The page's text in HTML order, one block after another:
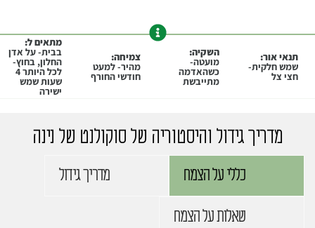
תנאי אור:
שמש חלקית-
חצי צל
השקיה:
מועטה-
כשהאדמה
מתייבשת
צמיחה:
מהיר- למעט
חודשי החורף
מתאים ל:
בבית- על אדן
החלון, בחוץ-
לכל היותר 4
שעות שמש
ישירה
מדריך גידול והיסטוריה של סוקולנט של נינה
כללי על הצמח מדריך גידול
שאלות על הצמח